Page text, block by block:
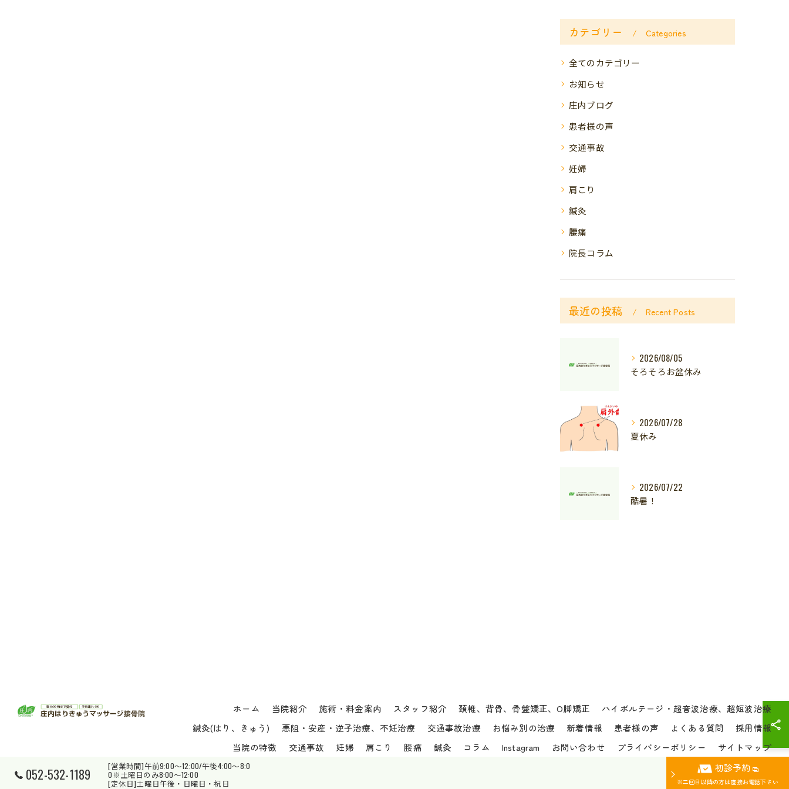
カテゴリー Categories
全てのカテゴリー
お知らせ
庄内ブログ
患者様の声
交通事故
妊婦
肩こり
鍼灸
腰痛
院長コラム
最近の投稿 Recent Posts
2026/08/05
そろそろお盆休み
2026/07/28
夏休み
2026/07/22
酷暑！
052-532-1189 [営業時間]午前9:00～12:00/午後4:00～8:0
0※土曜日のみ8:00～12:00
[定休日]土曜日午後・日曜日・祝日
初診予約
※二回目以降の方は直接お電話下さい
ホーム 当院紹介 施術・料金案内 スタッフ紹介 頚椎、背骨、骨盤矯正、O脚矯正
ハイボルテージ・超音波治療、超短波治療
鍼灸(はり、きゅう)
悪阻・安産・逆子治療、不妊治療 交通事故治療 お悩み別の治療 新着情報 患者様の声 よくある質問
採用情報
当院の特徴
交通事故 妊婦 肩こり 腰痛 鍼灸 コラム Instagram お問い合わせ プライバシーポリシー サイトマップ